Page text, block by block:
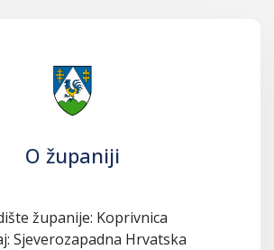
O županiji
županije: Koprivnica
Sjeverozapadna Hrvatska